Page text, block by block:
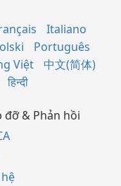
Italiano
Português
Việt
中文(简体)
हिन्दी
đỡ & Phản hồi